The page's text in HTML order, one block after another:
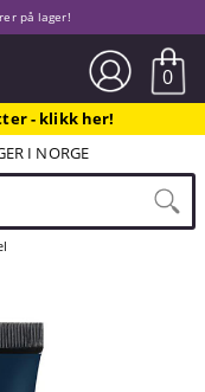
på lager!
0
- klikk her!
I NORGE